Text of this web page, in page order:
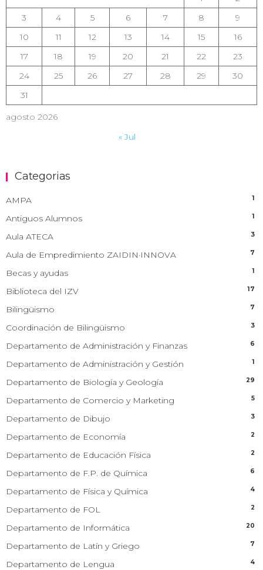
agosto 2026
3
4 5 6 7 8
9
10
11 12 13 14 15
16
17
18 19 20 21 22
23
24
25 26 27 28 29
30
31
« Jul
Categorias
AMPA 1
Antiguos Alumnos 1
Aula ATECA 3
Aula de Empredimiento ZAIDIN·INNOVA 7
Becas y ayudas 1
Biblioteca del IZV 17
Bilingüismo 7
Coordinación de Bilingüismo 3
Departamento de Administración y Finanzas 6
Departamento de Administración y Gestión 1
Departamento de Biología y Geología 29
Departamento de Comercio y Marketing 5
Departamento de Dibujo 3
Departamento de Economía 2
Departamento de Educación Física 2
Departamento de F.P. de Química 6
Departamento de Física y Química 4
Departamento de FOL 2
Departamento de Informática 20
Departamento de Latín y Griego 7
Departamento de Lengua 4